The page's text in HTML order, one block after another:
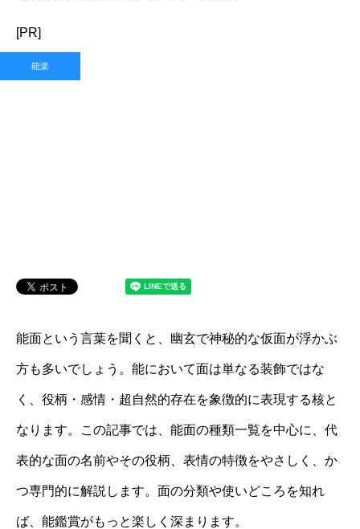
[PR]
能楽
能面という言葉を聞くと、幽玄で神秘的な仮面が浮かぶ
方も多いでしょう。能において面は単なる装飾ではな
く、役柄・感情・超自然的存在を象徴的に表現する核と
なります。この記事では、能面の種類一覧を中心に、代
表的な面の名前やその役柄、表情の特徴をやさしく、か
つ専門的に解説します。面の分類や使いどころを知れ
ば、能鑑賞がもっと楽しく深まります。